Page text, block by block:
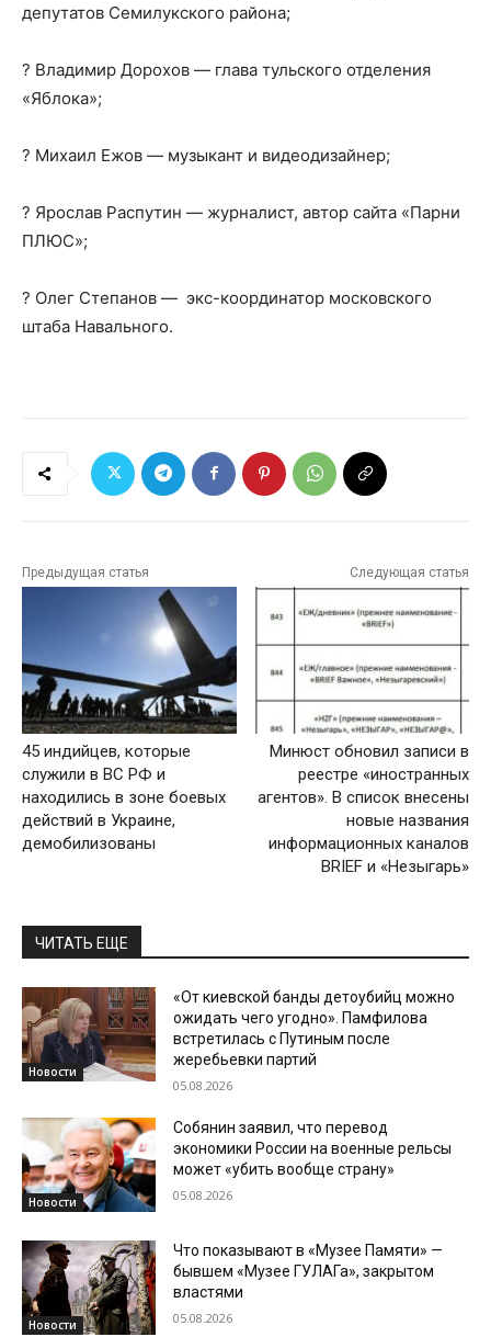
депутатов Семилукского района;
? Владимир Дорохов — глава тульского отделения
«Яблока»;
? Михаил Ежов — музыкант и видеодизайнер;
? Ярослав Распутин — журналист, автор сайта «Парни
ПЛЮС»;
? Олег Степанов — экс-координатор московского
штаба Навального.
Предыдущая статья
45 индийцев, которые
служили в ВС РФ и
находились в зоне боевых
действий в Украине,
демобилизованы
Следующая статья
Минюст обновил записи в
реестре «иностранных
агентов». В список внесены
новые названия
информационных каналов
BRIEF и «Незыгарь»
ЧИТАТЬ ЕЩЕ
Новости
«От киевской банды детоубийц можно
ожидать чего угодно». Памфилова
встретилась с Путиным после
жеребьевки партий
05.08.2026
Новости
Собянин заявил, что перевод
экономики России на военные рельсы
может «убить вообще страну»
05.08.2026
Новости
Что показывают в «Музее Памяти» —
бывшем «Музее ГУЛАГа», закрытом
властями
05.08.2026